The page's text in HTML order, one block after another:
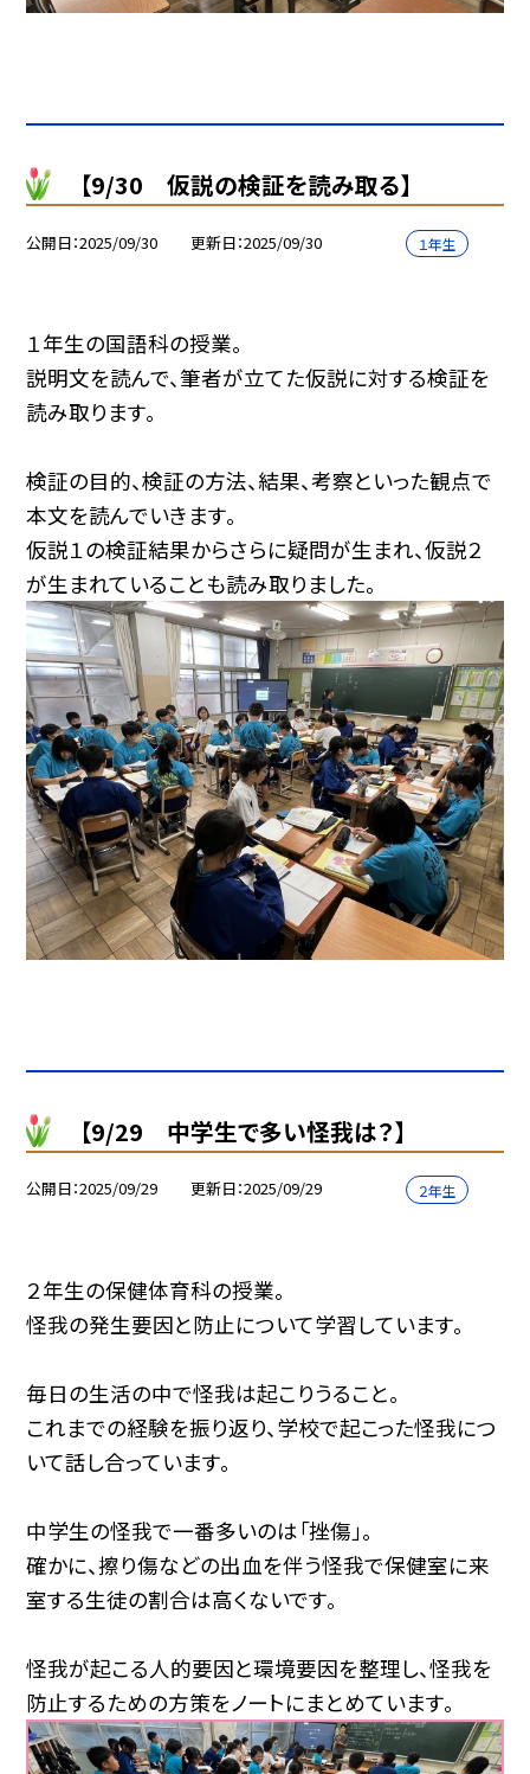
【9/30 仮説の検証を読み取る】
公開日 2025/09/30 更新日 2025/09/30 １年生
１年生の国語科の授業。
説明文を読んで、筆者が立てた仮説に対する検証を
読み取ります。
検証の目的、検証の方法、結果、考察といった観点で
本文を読んでいきます。
仮説１の検証結果からさらに疑問が生まれ、仮説２
が生まれていることも読み取りました。
【9/29 中学生で多い怪我は？】
公開日 2025/09/29 更新日 2025/09/29 ２年生
２年生の保健体育科の授業。
怪我の発生要因と防止について学習しています。
毎日の生活の中で怪我は起こりうること。
これまでの経験を振り返り、学校で起こった怪我につ
いて話し合っています。
中学生の怪我で一番多いのは「挫傷」。
確かに、擦り傷などの出血を伴う怪我で保健室に来
室する生徒の割合は高くないです。
怪我が起こる人的要因と環境要因を整理し、怪我を
防止するための方策をノートにまとめています。